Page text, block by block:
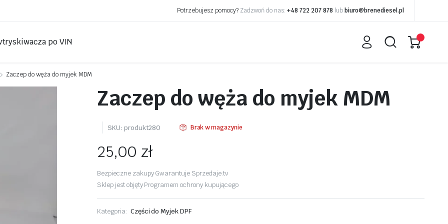
Potrzebujesz pomocy? Zadzwoń do nas: +48 722 207 878 lub biuro@brenediesel.pl
po VIN
Zaczep do węża do myjek MDM
Zaczep do węża do myjek MDM
SKU: produkt280 Brak w magazynie
25,00 zł
Bezpieczne zakupy Gwarantuje Sprzedaje.tv
Sklep jest objęty Programem ochrony kupującego
Kategoria: Części do Myjek DPF